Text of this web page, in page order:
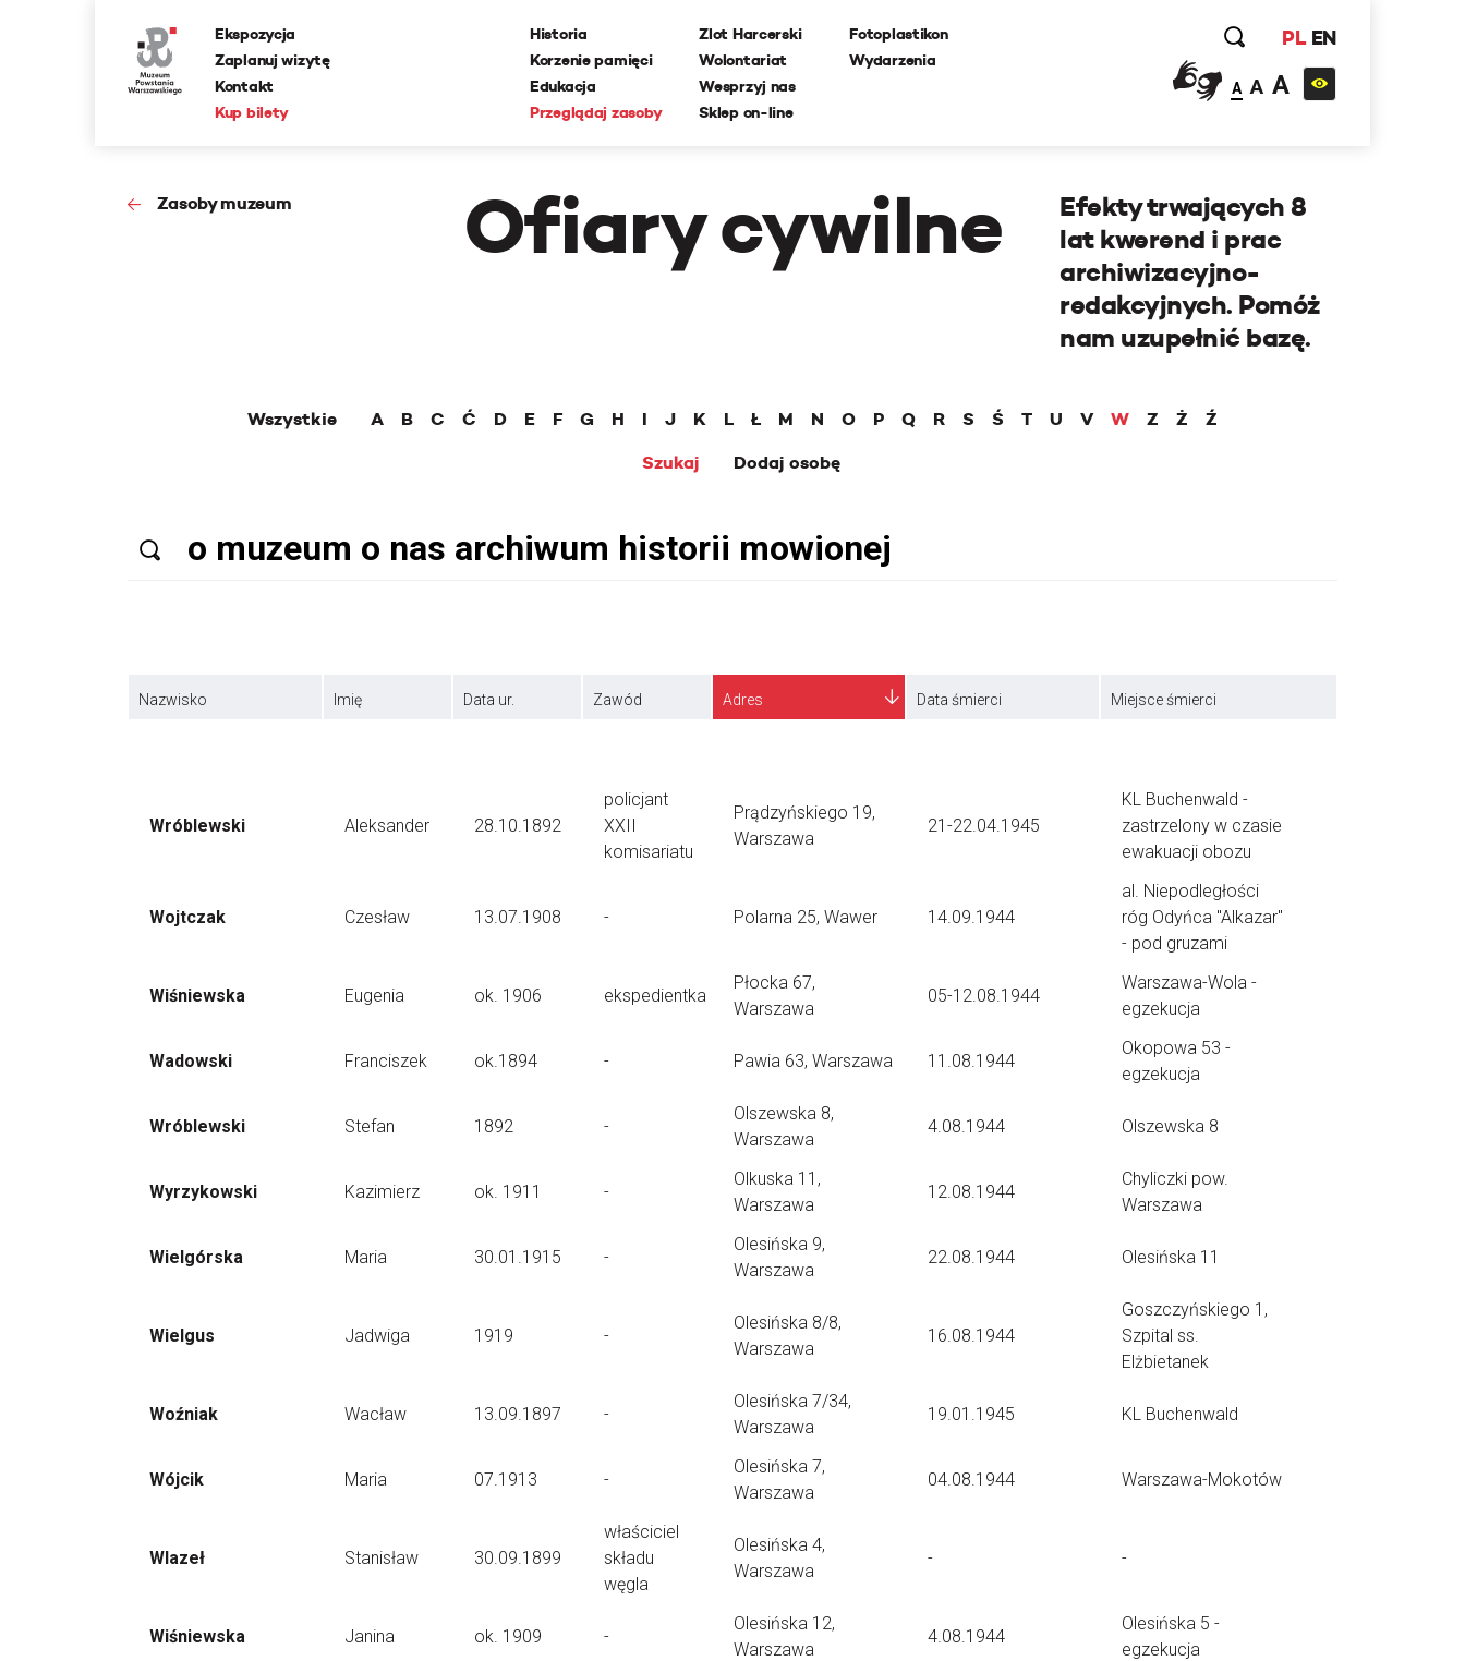
Ekspozycja
Zaplanuj wizytę
Kontakt
Kup bilety
Historia
Korzenie pamięci
Edukacja
Przeglądaj zasoby
Zlot Harcerski
Wolontariat
Wesprzyj nas
Sklep on-line
Fotoplastikon
Wydarzenia
PL EN
A A A
Zasoby muzeum Ofiary cywilne
Efekty trwających 8
lat kwerend i prac
archiwizacyjno-
redakcyjnych. Pomóż
nam uzupełnić bazę.
Wszystkie A B C Ć D E F G H I J K L Ł M N O P Q R S Ś T U V W Z Ż
Ź
Szukaj
Dodaj osobę
Nazwisko Imię Data ur. Zawód Adres Data śmierci Miejsce śmierci
Wróblewski Aleksander 28.10.1892
policjant
XXII
komisariatu
Prądzyńskiego 19,
Warszawa
21-22.04.1945
KL Buchenwald -
zastrzelony w czasie
ewakuacji obozu
Wojtczak Czesław 13.07.1908 - Polarna 25, Wawer 14.09.1944
al. Niepodległości
róg Odyńca "Alkazar"
- pod gruzami
Wiśniewska Eugenia ok. 1906 ekspedientka
Płocka 67,
Warszawa
05-12.08.1944
Warszawa-Wola -
egzekucja
Wadowski Franciszek ok.1894 - Pawia 63, Warszawa 11.08.1944
Okopowa 53 -
egzekucja
Wróblewski Stefan 1892 -
Olszewska 8,
Warszawa
4.08.1944 Olszewska 8
Wyrzykowski Kazimierz ok. 1911 -
Olkuska 11,
Warszawa
12.08.1944
Chyliczki pow.
Warszawa
Wielgórska Maria 30.01.1915 -
Olesińska 9,
Warszawa
22.08.1944 Olesińska 11
Wielgus Jadwiga 1919 -
Olesińska 8/8,
Warszawa
16.08.1944
Goszczyńskiego 1,
Szpital ss.
Elżbietanek
Woźniak Wacław 13.09.1897 -
Olesińska 7/34,
Warszawa
19.01.1945 KL Buchenwald
Wójcik Maria 07.1913 -
Olesińska 7,
Warszawa
04.08.1944 Warszawa-Mokotów
Wlazeł Stanisław 30.09.1899
właściciel
składu
węgla
Olesińska 4,
Warszawa
- -
Wiśniewska Janina ok. 1909 -
Olesińska 12,
Warszawa
4.08.1944
Olesińska 5 -
egzekucja